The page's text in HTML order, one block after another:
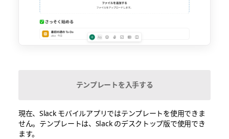
テンプレートを入手する
現在、Slack モバイルアプリではテンプレートを使用できま
せん。テンプレートは、Slack のデスクトップ版で使用でき
ます。